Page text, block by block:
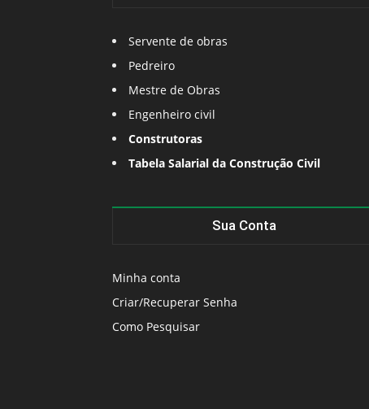
Servente de obras
Pedreiro
Mestre de Obras
Engenheiro civil
Construtoras
Tabela Salarial da Construção Civil
Sua Conta
Minha conta
Criar/Recuperar Senha
Como Pesquisar